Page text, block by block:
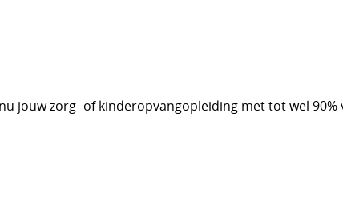
jouw zorg- of kinderopvangopleiding met tot wel